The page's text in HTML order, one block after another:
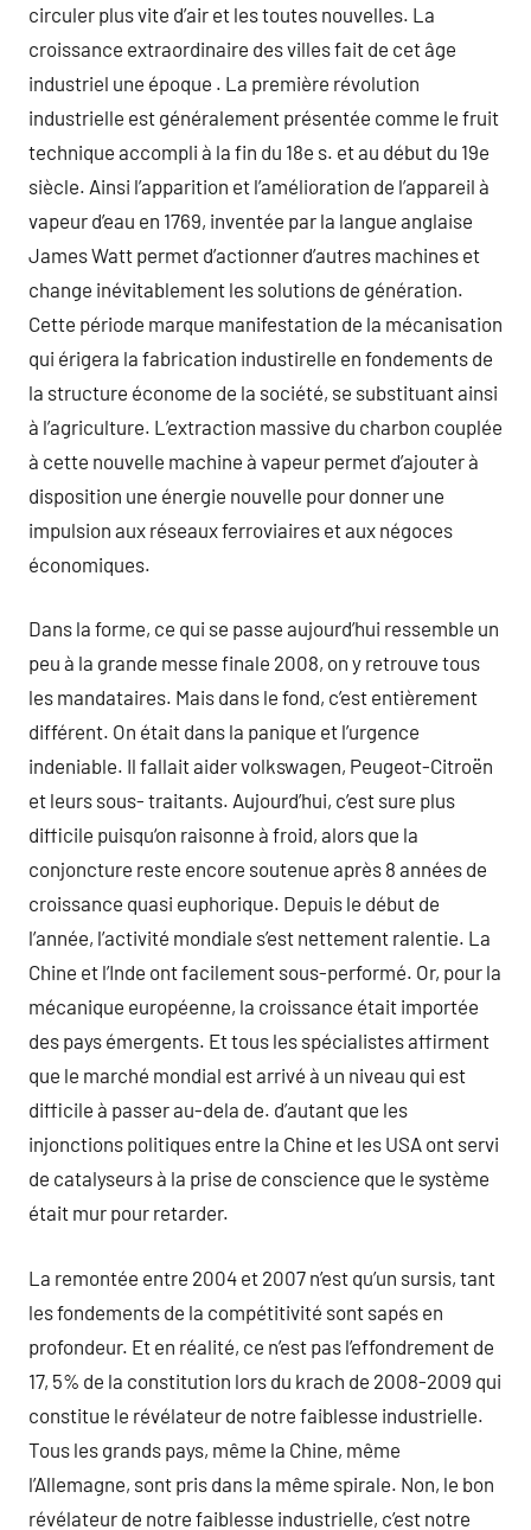
circuler plus vite d’air et les toutes nouvelles. La
croissance extraordinaire des villes fait de cet âge
industriel une époque . La première révolution
industrielle est généralement présentée comme le fruit
technique accompli à la fin du 18e s. et au début du 19e
siècle. Ainsi l’apparition et l’amélioration de l’appareil à
vapeur d’eau en 1769, inventée par la langue anglaise
James Watt permet d’actionner d’autres machines et
change inévitablement les solutions de génération.
Cette période marque manifestation de la mécanisation
qui érigera la fabrication industirelle en fondements de
la structure économe de la société, se substituant ainsi
à l’agriculture. L’extraction massive du charbon couplée
à cette nouvelle machine à vapeur permet d’ajouter à
disposition une énergie nouvelle pour donner une
impulsion aux réseaux ferroviaires et aux négoces
économiques.
Dans la forme, ce qui se passe aujourd’hui ressemble un
peu à la grande messe finale 2008, on y retrouve tous
les mandataires. Mais dans le fond, c’est entièrement
différent. On était dans la panique et l’urgence
indeniable. Il fallait aider volkswagen, Peugeot-Citroën
et leurs sous- traitants. Aujourd’hui, c’est sure plus
difficile puisqu‘on raisonne à froid, alors que la
conjoncture reste encore soutenue après 8 années de
croissance quasi euphorique. Depuis le début de
l’année, l’activité mondiale s’est nettement ralentie. La
Chine et l’Inde ont facilement sous-performé. Or, pour la
mécanique européenne, la croissance était importée
des pays émergents. Et tous les spécialistes affirment
que le marché mondial est arrivé à un niveau qui est
difficile à passer au-dela de. d’autant que les
injonctions politiques entre la Chine et les USA ont servi
de catalyseurs à la prise de conscience que le système
était mur pour retarder.
La remontée entre 2004 et 2007 n’est qu’un sursis, tant
les fondements de la compétitivité sont sapés en
profondeur. Et en réalité, ce n’est pas l’effondrement de
17, 5% de la constitution lors du krach de 2008-2009 qui
constitue le révélateur de notre faiblesse industrielle.
Tous les grands pays, même la Chine, même
l’Allemagne, sont pris dans la même spirale. Non, le bon
révélateur de notre faiblesse industrielle, c’est notre